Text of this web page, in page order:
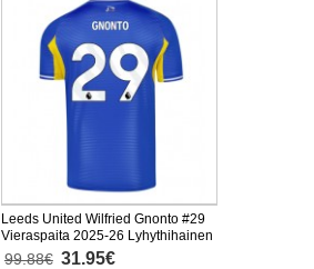
Leeds United Wilfried Gnonto #29
Vieraspaita 2025-26 Lyhythihainen
99.88€ 31.95€